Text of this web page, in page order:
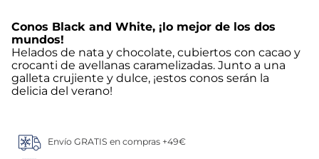
Conos Black and White, ¡lo mejor de los dos
mundos!
Helados de nata y chocolate, cubiertos con cacao y
crocanti de avellanas caramelizadas. Junto a una
galleta crujiente y dulce, ¡estos conos serán la
delicia del verano!
Envío GRATIS en compras +49€
5. verduras
6. croquetas
8. gambon